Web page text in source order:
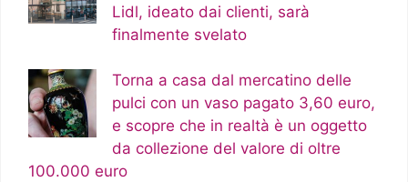
Lidl, ideato dai clienti, sarà
finalmente svelato
Torna a casa dal mercatino delle
pulci con un vaso pagato 3,60 euro,
e scopre che in realtà è un oggetto
da collezione del valore di oltre
100.000 euro